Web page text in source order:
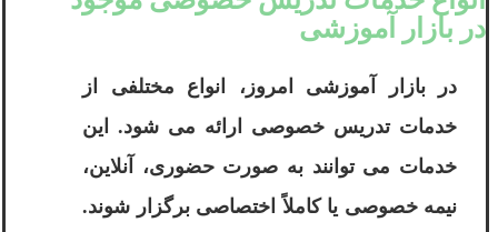
در بازار آموزشی
در بازار آموزشی امروز، انواع مختلفی از
خدمات تدریس خصوصی ارائه می شود. این
خدمات می توانند به صورت حضوری، آنلاین،
نیمه خصوصی یا کاملاً اختصاصی برگزار شوند.